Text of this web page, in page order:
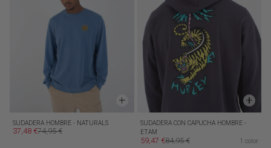
SUDADERA HOMBRE - NATURALS
Precio de oferta
37,48 €Precio habitual
74,95 €
SUDADERA CON CAPUCHA HOMBRE -
ETAM
Precio de oferta
59,47 €Precio habitual
84,95 € 1 color